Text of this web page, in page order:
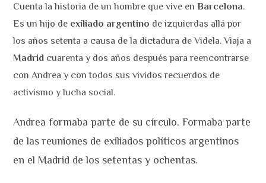
Cuenta la historia de un hombre que vive enBarcelona.
Es un hijo de exiliado argentino de izquierdas allá por
los años setenta a causa de la dictadura de Videla. Viaja a
Madrid cuarenta y dos años después para reencontrarse
con Andrea y con todos sus vívidos recuerdos de
activismo y lucha social.
Andrea formaba parte de su círculo. Formaba parte
de las reuniones de exiliados políticos argentinos
en el Madrid de los setentas y ochentas.